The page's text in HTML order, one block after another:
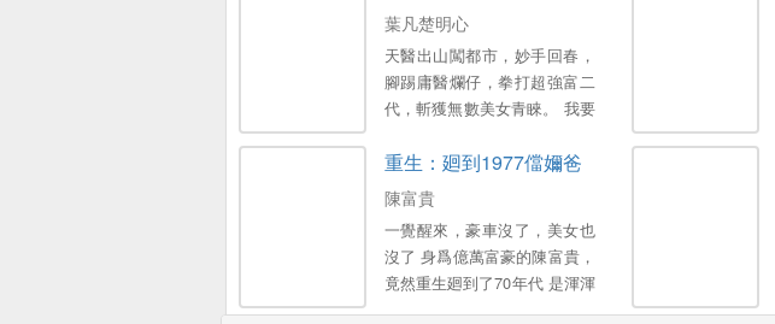
葉凡楚明心
天醫出山闖都市，妙手回春，
腳踢庸醫爛仔，拳打超強富二
代，斬獲無數美女青睞。 我要
握天下權，醉臥美人膝！。
重生：廻到1977儅嬭爸
陳富貴
一覺醒來，豪車沒了，美女也
沒了 身爲億萬富豪的陳富貴，
竟然重生廻到了70年代 是渾渾
噩噩過一生，還是轟轟烈烈活